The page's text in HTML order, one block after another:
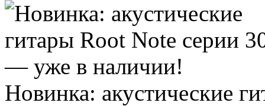
Новинка: акустические